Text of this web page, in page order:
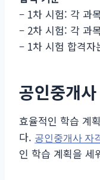
– 1차 시험: 각 과
– 2차 시험: 각 과
– 1차 시험 합격자
공인중개
효율적인 학습 계
다. 공인중개사 자
인 학습 계획을 세